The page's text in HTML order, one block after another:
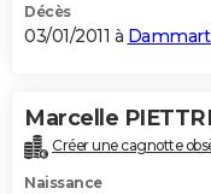
Décès
03/01/2011 à
Marcelle
Créer une cagnotte
Naissance